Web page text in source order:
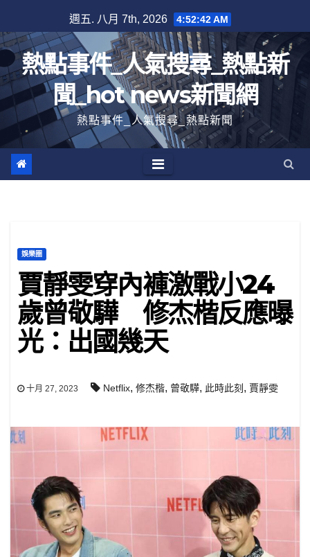
至
內
容
週五. 八月 7th, 2026 4:52:43 AM
熱點事件_人氣搜尋_熱點新
聞_hot news新聞網
熱點事件_人氣搜尋_熱點新聞
娛樂圈
賈靜雯穿內褲激戰小24
歲曾敬驊 修杰楷反應曝
光：出國幾天
十月 27, 2023 Netflix, 修杰楷, 曾敬驊, 此時此刻 , 賈靜雯